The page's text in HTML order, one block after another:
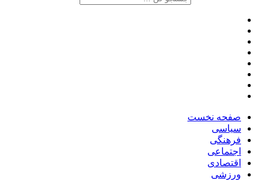
صفحه نخست
سیاسی
فرهنگی
اجتماعی
اقتصادی
ورزشی